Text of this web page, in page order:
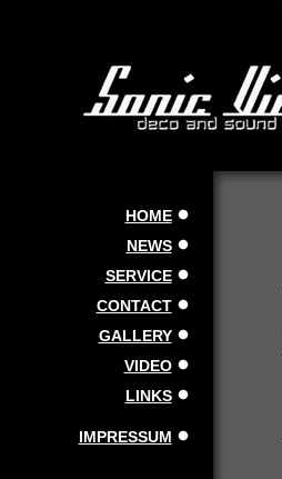
HOME
NEWS
SERVICE
CONTACT
GALLERY
VIDEO
LINKS
IMPRESSUM